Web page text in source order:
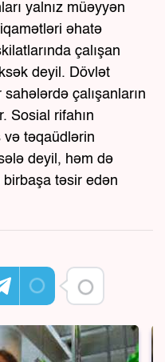
yalnız müəyyən
əhatə
çalışan
deyil. Dövlət
çalışanların
Sosial rifahın
və təqaüdlərin
deyil, həm də
birbaşa təsir edən